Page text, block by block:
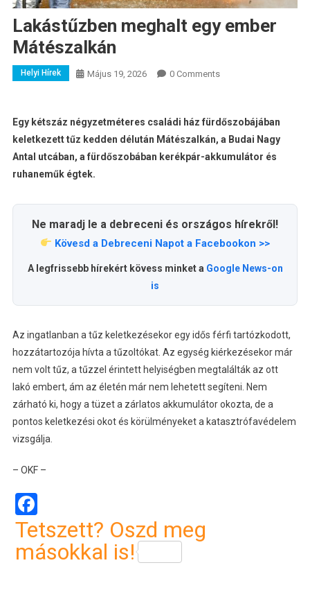
Lakástűzben meghalt egy ember
Mátészalkán
Helyi Hírek Május 19, 2026 0 Comments
Egy kétszáz négyzetméteres családi ház fürdőszobájában
keletkezett tűz kedden délután Mátészalkán, a Budai Nagy
Antal utcában, a fürdőszobában kerékpár-akkumulátor és
ruhaneműk égtek.
Ne maradj le a debreceni és országos hírekről!
Kövesd a Debreceni Napot a Facebookon >>
A legfrissebb hírekért kövess minket a Google News-on
is
Az ingatlanban a tűz keletkezésekor egy idős férfi tartózkodott,
hozzátartozója hívta a tűzoltókat. Az egység kiérkezésekor már
nem volt tűz, a tűzzel érintett helyiségben megtalálták az ott
lakó embert, ám az életén már nem lehetett segíteni. Nem
zárható ki, hogy a tüzet a zárlatos akkumulátor okozta, de a
pontos keletkezési okot és körülményeket a katasztrófavédelem
vizsgálja.
– OKF –
Facebook
Tetszett? Oszd meg
másokkal is!